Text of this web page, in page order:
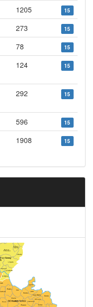
1205 15
273 15
78 15
124 15
292 15
596 15
1908 15